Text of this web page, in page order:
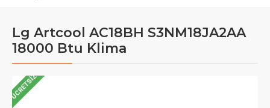
Lg Artcool AC18BH S3NM18JA2AA
18000 Btu Klima
ÜCRETSIZ